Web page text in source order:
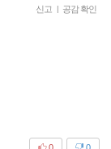
신고 | 공감 확인